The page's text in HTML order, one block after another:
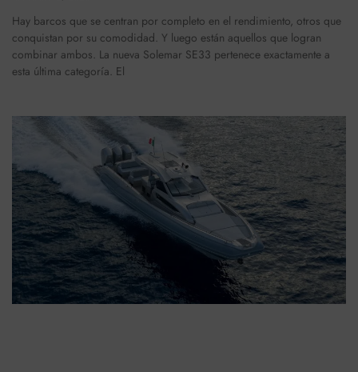
Hay barcos que se centran por completo en el rendimiento, otros que
conquistan por su comodidad. Y luego están aquellos que logran
combinar ambos. La nueva Solemar SE33 pertenece exactamente a
esta última categoría. El